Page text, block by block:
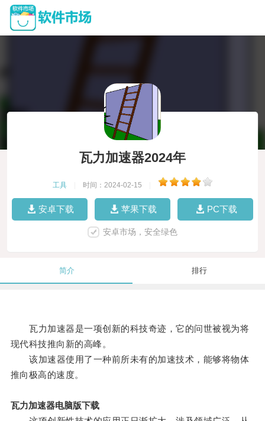
瓦力加速器2024年
工具 时间：2024-02-15
安卓下载 苹果下载 PC下载
安卓市场，安全绿色
简介 排行
瓦力加速器是一项创新的科技奇迹，它的问世被视为将
现代科技推向新的高峰。
该加速器使用了一种前所未有的加速技术，能够将物体
推向极高的速度。
瓦力加速器电脑版下载